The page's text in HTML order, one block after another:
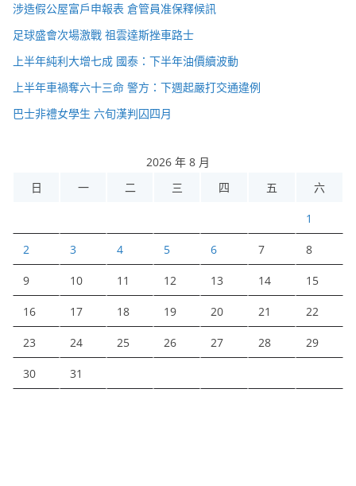
涉造假公屋富戶申報表 倉管員准保釋候訊
足球盛會次場激戰 祖雲達斯挫車路士
上半年純利大增七成 國泰：下半年油價續波動
上半年車禍奪六十三命 警方：下週起嚴打交通違例
巴士非禮女學生 六旬漢判囚四月
2026 年 8 月
日
一 二 三 四 五 六
1
2 3 4 5 6 7 8
9 10 11 12 13 14 15
16 17 18 19 20 21 22
23 24 25 26 27 28 29
30 31